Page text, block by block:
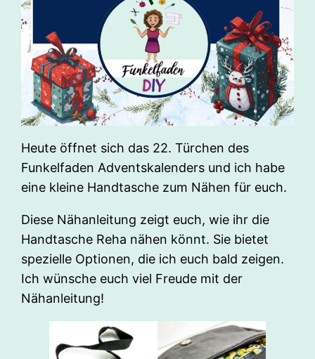
Heute öffnet sich das 22. Türchen des
Funkelfaden Adventskalenders und ich habe
eine kleine Handtasche zum Nähen für euch.
Diese Nähanleitung zeigt euch, wie ihr die
Handtasche Reha nähen könnt. Sie bietet
spezielle Optionen, die ich euch bald zeigen.
Ich wünsche euch viel Freude mit der
Nähanleitung!